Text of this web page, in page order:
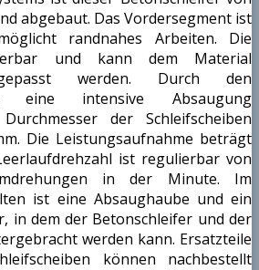
abgebaut. Das Vordersegment ist
randnahes Arbeiten. Die
und kann dem Material
werden. Durch den
eine intensive Absaugung
der Schleifscheiben
Die Leistungsaufnahme beträgt
ist regulierbar von
in der Minute. Im
ist eine Absaughaube und ein
in dem der Betonschleifer und der
werden kann. Ersatzteile
können nachbestellt